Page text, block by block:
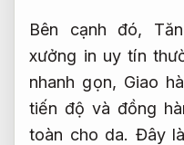
Bên cạnh đó,
xưởng in uy tín
nhanh gọn, Giao
tiến độ và đồng
toàn cho da. Đây